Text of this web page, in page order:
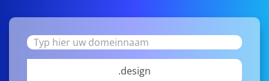
.design